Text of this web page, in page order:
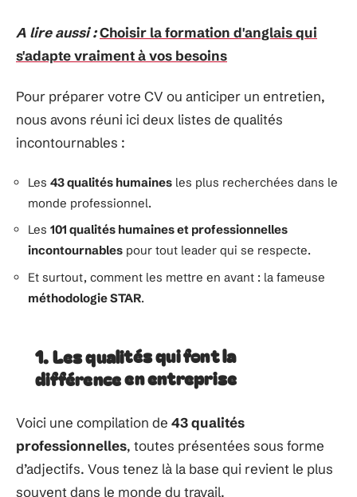
A lire aussi :Choisir la formation d'anglais qui
s'adapte vraiment à vos besoins
Pour préparer votre CV ou anticiper un entretien,
nous avons réuni ici deux listes de qualités
incontournables :
Les 43 qualités humaines les plus recherchées dans le
monde professionnel.
Les 101 qualités humaines et professionnelles
incontournables pour tout leader qui se respecte.
Et surtout, comment les mettre en avant : la fameuse
méthodologie STAR.
1. Les qualités qui font la
différence en entreprise
Voici une compilation de 43 qualités
professionnelles, toutes présentées sous forme
d’adjectifs. Vous tenez là la base qui revient le plus
souvent dans le monde du travail.